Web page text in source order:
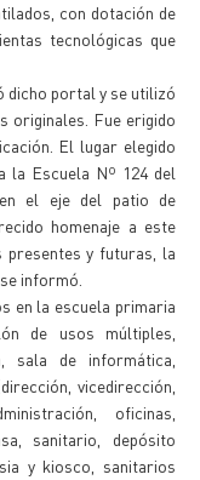
con dotación de
tecnológicas que
dicho portal y se utilizó
originales. Fue erigido
El lugar elegido
la Escuela Nº 124 del
el eje del patio de
homenaje a este
presentes y futuras, la
informó.
en la escuela primaria
de usos múltiples,
sala de informática,
vicedirección,
oficinas,
sanitario, depósito
y kiosco, sanitarios